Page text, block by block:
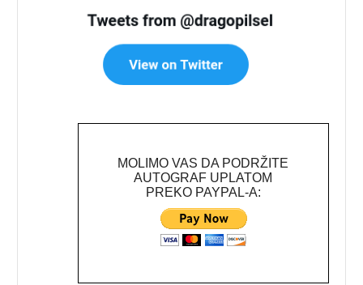
MOLIMO VAS DA PODRŽITE
AUTOGRAF UPLATOM
PREKO PAYPAL-A: